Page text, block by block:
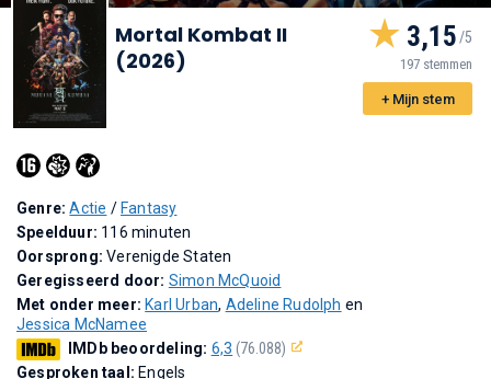
Mortal Kombat II
(2026)
3,15
197 stemmen
+ Mijn stem
Genre:Actie / Fantasy
Speelduur: 116 minuten
Oorsprong:Verenigde Staten
Geregisseerd door: Simon McQuoid
Met onder meer: Karl Urban, Adeline Rudolph en
Jessica McNamee
IMDb beoordeling: 6,3 (76.088)
Gesproken taal: Engels